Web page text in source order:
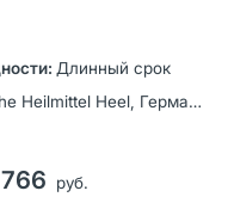
Длинный срок
Biologische Heilmittel Heel, Германия
766 руб.